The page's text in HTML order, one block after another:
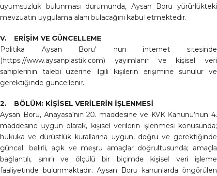
uyumsuzluk bulunması durumunda, Aysan Boru yürürlükteki
mevzuatın uygulama alanı bulacağını kabul etmektedir.
V. ERİŞİM VE GÜNCELLEME
Politika Aysan Boru’ nun internet sitesinde
(https://www.aysanplastik.com) yayımlanır ve kişisel veri
sahiplerinin talebi üzerine ilgili kişilerin erişimine sunulur ve
gerektiğinde güncellenir.
2. BÖLÜM: KİŞİSEL VERİLERİN İŞLENMESİ
Aysan Boru, Anayasa’nın 20. maddesine ve KVK Kanunu’nun 4.
maddesine uygun olarak, kişisel verilerin işlenmesi konusunda;
hukuka ve dürüstlük kurallarına uygun, doğru ve gerektiğinde
güncel; belirli, açık ve meşru amaçlar doğrultusunda; amaçla
bağlantılı, sınırlı ve ölçülü bir biçimde kişisel veri işleme
faaliyetinde bulunmaktadır. Aysan Boru kanunlarda öngörülen